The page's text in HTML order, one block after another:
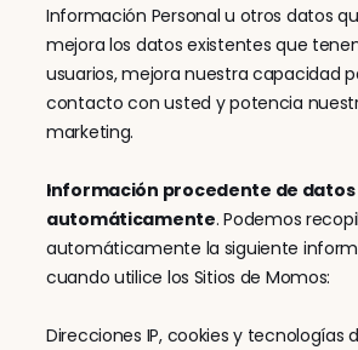
Información Personal u otros datos
mejora los datos existentes que
usuarios, mejora nuestra capacidad
contacto con usted y potencia
marketing.
Información procedente de
automáticamente. Podemos
automáticamente la siguiente
cuando utilice los Sitios de Momos:
Direcciones IP, cookies y tecnologías